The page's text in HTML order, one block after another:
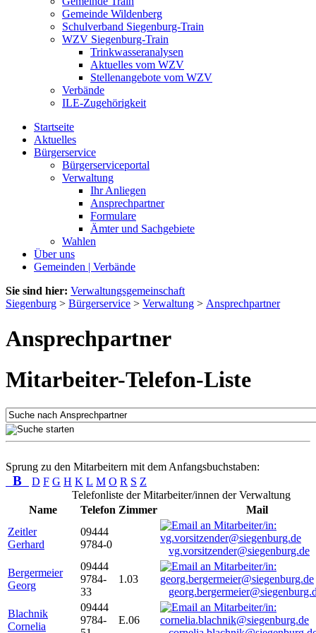
Gemeinde Wildenberg
Schulverband Siegenburg-Train
WZV Siegenburg-Train
Trinkwasseranalysen
Aktuelles vom WZV
Stellenangebote vom WZV
Verbände
ILE-Zugehörigkeit
Startseite
Aktuelles
Bürgerservice
Bürgerserviceportal
Verwaltung
Ihr Anliegen
Ansprechpartner
Formulare
Ämter und Sachgebiete
Wahlen
Über uns
Gemeinden | Verbände
Sie sind hier: Verwaltungsgemeinschaft
Siegenburg > Bürgerservice > Verwaltung > Ansprechpartner
Ansprechpartner
Mitarbeiter-Telefon-Liste
Sprung zu den Mitarbeitern mit dem Anfangsbuchstaben:
B D F G H K L M O R S Z
Telefonliste der Mitarbeiter/innen der Verwaltung
Name
Telefon Zimmer
Mail
Zeitler
Gerhard
09444
9784-0
vg.vorsitzender@siegenburg.de
Bergermeier
Georg
09444
9784-
33
1.03
Blachnik
Cornelia
09444
9784-
E.06